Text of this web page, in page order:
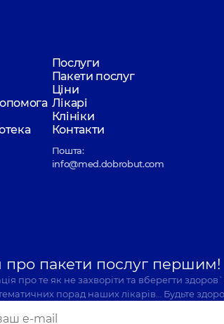
Послуги
Пакети послуг
Ціни
Лікарі
Клініки
Контакти
Пошта:
info@med.dobrobut.com
про пакети послуг першим!
про те як не захворіти та вберегти
порад наших лікарів… Будьте